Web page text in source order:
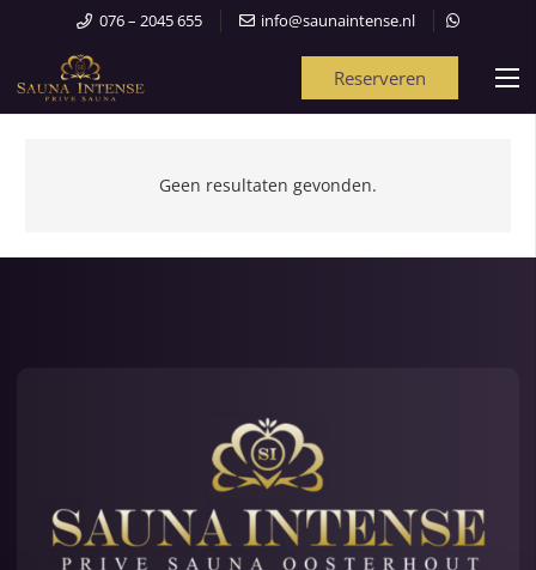
076 – 2045 655 info@saunaintense.nl
Reserveren
Geen resultaten gevonden.